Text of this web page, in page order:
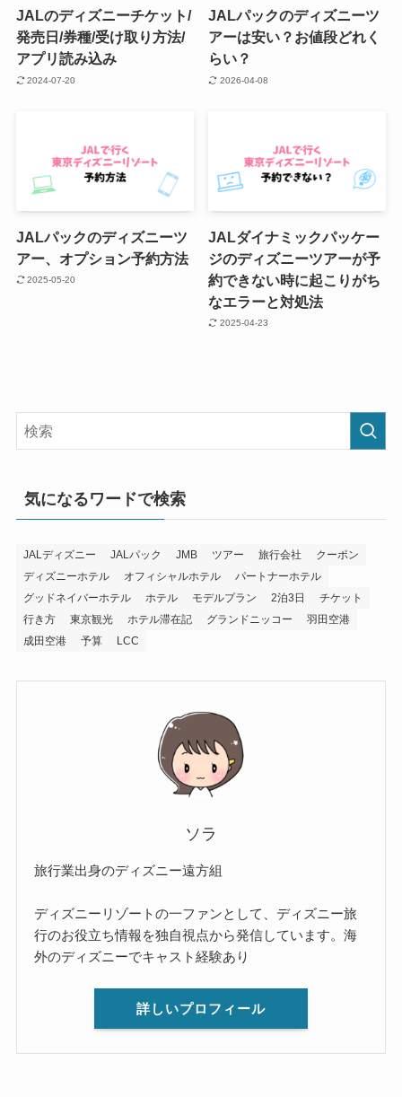
JALのディズニーチケット/
発売日/券種/受け取り方法/
アプリ読み込み
2024-07-20
JALパックのディズニーツ
アーは安い？お値段どれく
らい？
2026-04-08
JALパックのディズニーツ
アー、オプション予約方法
2025-05-20
JALダイナミックパッケー
ジのディズニーツアーが予
約できない時に起こりがち
なエラーと対処法
2025-04-23
気になるワードで検索
JALディズニー JALパック JMB ツアー 旅行会社
クーポン
ディズニーホテル
オフィシャルホテル
パートナーホテル
グッドネイバーホテル
ホテル モデルプラン 2泊3日
チケット
行き方
東京観光 ホテル滞在記 グランドニッコー
羽田空港
成田空港
予算 LCC
ソラ
旅行業出身のディズニー遠方組
ディズニーリゾートの一ファンとして、ディズニー旅
行のお役立ち情報を独自視点から発信しています。海
外のディズニーでキャスト経験あり
詳しいプロフィール